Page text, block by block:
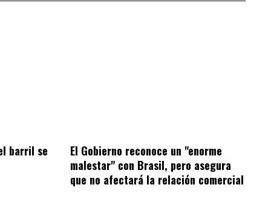
barril se
El Gobierno reconoce un "enorme
malestar" con Brasil, pero asegura
que no afectará la relación comercial